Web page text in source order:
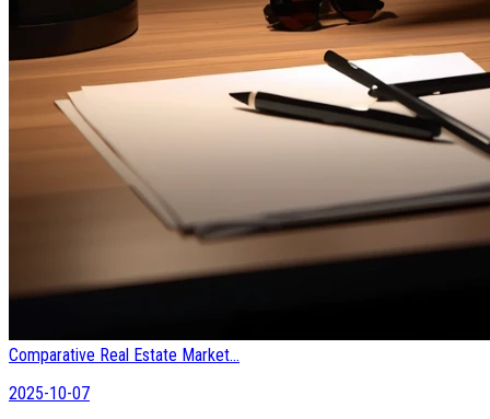
Comparative Real Estate Market...
2025-10-07